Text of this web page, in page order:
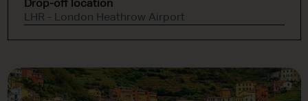
Drop-off location
LHR - London Heathrow Airport